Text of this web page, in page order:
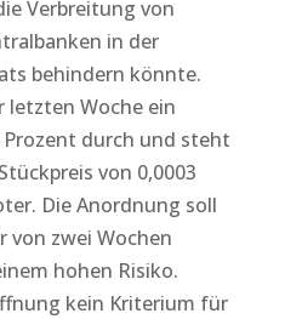
Verbreitung von
in der
behindern könnte.
letzten Woche ein
durch und steht
von 0,0003
Die Anordnung soll
von zwei Wochen
hohen Risiko.
kein Kriterium für